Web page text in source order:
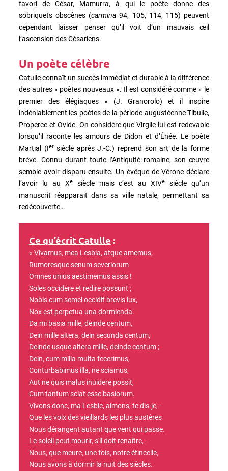
favori de César, Mamurra, à qui le poète donne des
sobriquets obscènes (carmina 94, 105, 114, 115) peuvent
cependant laisser penser qu’il voit d’un mauvais œil
l’ascension des Césariens.
Un poète célèbre
Catulle connaît un succès immédiat et durable à la différence
des autres « poètes nouveaux ». Il est considéré comme « le
premier des élégiaques » (J. Granorolo) et il inspire
indéniablement les poètes de la période augustéenne Tibulle,
Properce et Ovide. On considère que Virgile lui est redevable
lorsqu’il raconte les amours de Didon et d’Énée. Le poète
Martial (Iersiècle après J.-C.) reprend son art de la forme
brève. Connu durant toute l’Antiquité romaine, son œuvre
semble avoir disparu ensuite. Un évêque de Vérone déclare
l’avoir lu au Xesiècle mais c’est au XIVe
siècle qu’un
manuscrit réapparait dans sa ville natale, permettant sa
redécouverte…
Ce qu’écrit Catulle :
« Vivamus, mea Lesbia, atque amemus,
Rumoresque senum severiorum
Omnes unius aestimemus assis !
Soles occidere et redire possunt ;
Nobis cum semel occidit brevis lux,
Nox est perpetua una dormienda.
Da mi basia mille, deinde centum,
Dein mille altera, dein secunda centum,
Deinde usque altera mille, deinde centum ;
Dein, cum milia multa fecerimus,
Conturbabimus illa, ne sciamus,
Aut ne quis malus inuidere possit,
Cum tantum sciat esse basiorum.
Vivons donc, ma Lesbie, aimons, te dis-je, -
Que les voix des vieillards les plus austères
Nous dérangent autant que vent qui passe.
Le soleil peut mourir, s'il doit renaître, -
Nous, que meure, une fois, notre étincelle,
Nous avons à dormir la nuit des siècles.